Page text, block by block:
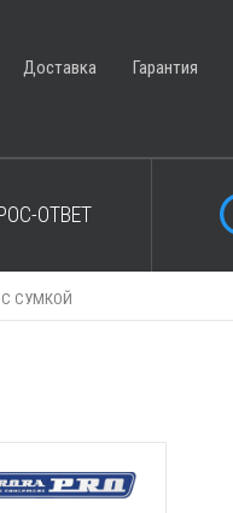
Доставка Гарантия
ОТВЕТ
С СУМКОЙ